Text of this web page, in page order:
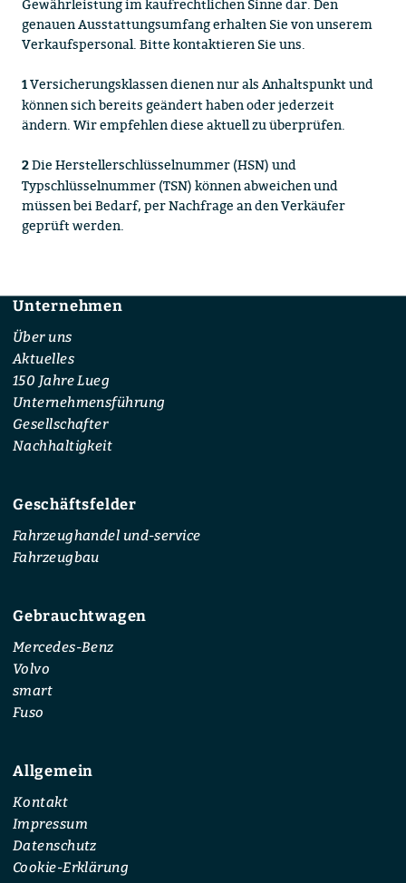
Gewährleistung im kaufrechtlichen Sinne dar. Den
genauen Ausstattungsumfang erhalten Sie von unserem
Verkaufspersonal. Bitte kontaktieren Sie uns.
1Versicherungsklassen dienen nur als Anhaltspunkt und
können sich bereits geändert haben oder jederzeit
ändern. Wir empfehlen diese aktuell zu überprüfen.
2Die Herstellerschlüsselnummer (HSN) und
Typschlüsselnummer (TSN) können abweichen und
müssen bei Bedarf, per Nachfrage an den Verkäufer
geprüft werden.
Footer
Unternehmen
Über uns
Aktuelles
150 Jahre Lueg
Unternehmensführung
Gesellschafter
Nachhaltigkeit
Geschäftsfelder
Fahrzeughandel und-service
Fahrzeugbau
Gebrauchtwagen
Mercedes-Benz
Volvo
smart
Fuso
Allgemein
Kontakt
Impressum
Datenschutz
Cookie-Erklärung